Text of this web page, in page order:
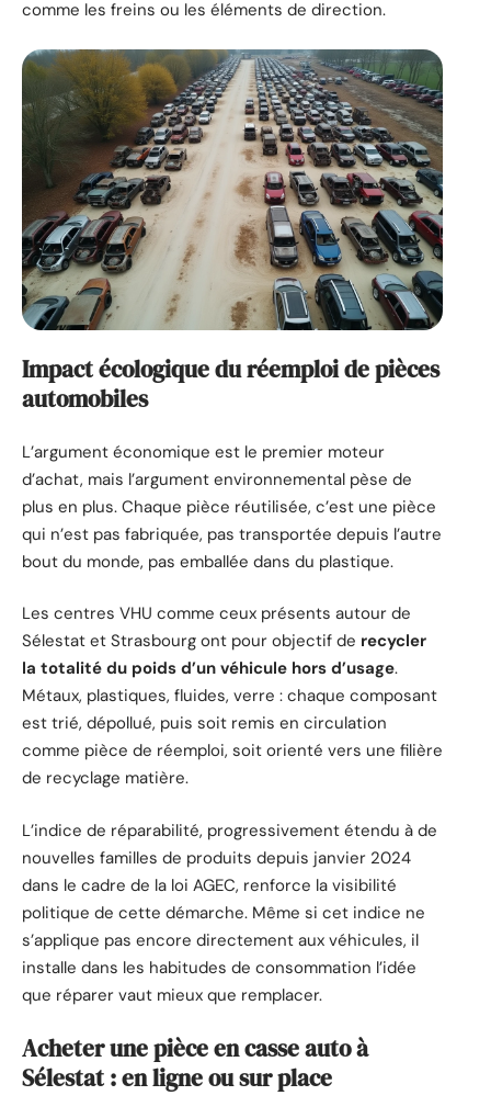
comme les freins ou les éléments de direction.
Impact écologique du réemploi de pièces
automobiles
L’argument économique est le premier moteur
d’achat, mais l’argument environnemental pèse de
plus en plus. Chaque pièce réutilisée, c’est une pièce
qui n’est pas fabriquée, pas transportée depuis l’autre
bout du monde, pas emballée dans du plastique.
Les centres VHU comme ceux présents autour de
Sélestat et Strasbourg ont pour objectif de recycler
la totalité du poids d’un véhicule hors d’usage.
Métaux, plastiques, fluides, verre : chaque composant
est trié, dépollué, puis soit remis en circulation
comme pièce de réemploi, soit orienté vers une filière
de recyclage matière.
L’indice de réparabilité, progressivement étendu à de
nouvelles familles de produits depuis janvier 2024
dans le cadre de la loi AGEC, renforce la visibilité
politique de cette démarche. Même si cet indice ne
s’applique pas encore directement aux véhicules, il
installe dans les habitudes de consommation l’idée
que réparer vaut mieux que remplacer.
Acheter une pièce en casse auto à
Sélestat : en ligne ou sur place